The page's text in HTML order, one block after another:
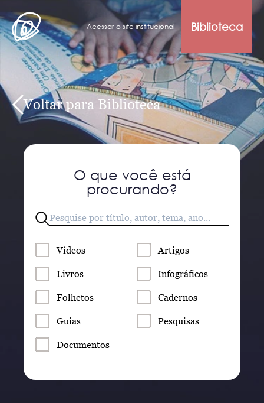
Acessar o site institucional Biblioteca
Voltar para Biblioteca
O que você está
procurando?
Vídeos Artigos
Livros Infográficos
Folhetos Cadernos
Guias Pesquisas
Documentos